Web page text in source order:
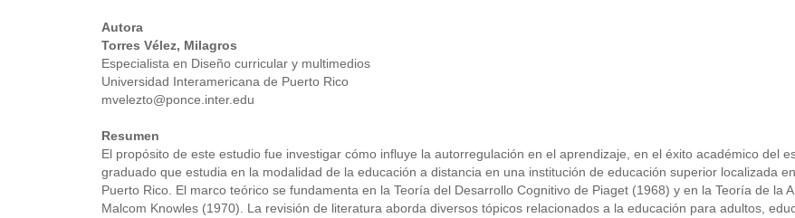
Autora
Torres Vélez, Milagros
Especialista en Diseño curricular y multimedios
Universidad Interamericana de Puerto Rico
mvelezto@ponce.inter.edu
Resumen
El propósito de este estudio fue investigar cómo influye la autorregulación en el aprendizaje, en el éxito académico del
graduado que estudia en la modalidad de la educación a distancia en una institución de educación superior localizada
Puerto Rico. El marco teórico se fundamenta en la Teoría del Desarrollo Cognitivo de Piaget (1968) y en la Teoría de la
Malcom Knowles (1970). La revisión de literatura aborda diversos tópicos relacionados a la educación para adultos,